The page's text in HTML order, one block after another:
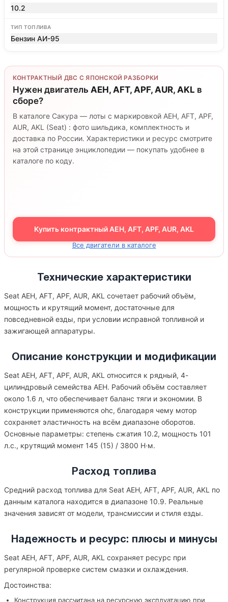
10.2
ТИП ТОПЛИВА
Бензин АИ-95
КОНТРАКТНЫЙ ДВС С ЯПОНСКОЙ РАЗБОРКИ
Нужен двигатель AEH, AFT, APF, AUR, AKL в
сборе?
В каталоге Сакура — лоты с маркировкой AEH, AFT, APF,
AUR, AKL (Seat) : фото шильдика, комплектность и
доставка по России. Характеристики и ресурс смотрите
на этой странице энциклопедии — покупать удобнее в
каталоге по коду.
Купить контрактный AEH, AFT, APF, AUR, AKL
Все двигатели в каталоге
Технические характеристики
Seat AEH, AFT, APF, AUR, AKL сочетает рабочий объём,
мощность и крутящий момент, достаточные для
повседневной езды, при условии исправной топливной и
зажигающей аппаратуры.
Описание конструкции и модификации
Seat AEH, AFT, APF, AUR, AKL относится к рядный, 4-
цилиндровый семейства AEH. Рабочий объём составляет
около 1.6 л, что обеспечивает баланс тяги и экономии. В
конструкции применяются ohc, благодаря чему мотор
сохраняет эластичность на всём диапазоне оборотов.
Основные параметры: степень сжатия 10.2, мощность 101
л.с., крутящий момент 145 (15) / 3800 Н·м.
Расход топлива
Средний расход топлива для Seat AEH, AFT, APF, AUR, AKL по
данным каталога находится в диапазоне 10.9. Реальные
значения зависят от модели, трансмиссии и стиля езды.
Надежность и ресурс: плюсы и минусы
Seat AEH, AFT, APF, AUR, AKL сохраняет ресурс при
регулярной проверке систем смазки и охлаждения.
Достоинства:
Конструкция рассчитана на ресурсную эксплуатацию при